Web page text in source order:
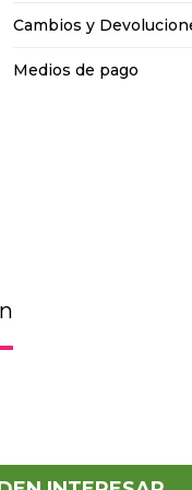
Cambios y
Medios de pago